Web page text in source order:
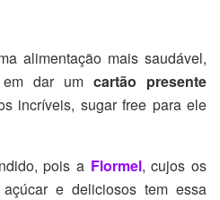
alimentação mais saudável,
dar um cartão presente
incríveis, sugar free para ele
pois a Flormel, cujos os
e deliciosos tem essa